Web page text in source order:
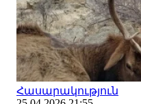
Հասարակություն